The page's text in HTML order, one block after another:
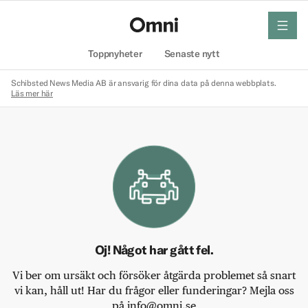
Toppnyheter Senaste nytt
meny
Schibsted News Media AB är ansvarig för dina data på denna webbplats.
Läs mer här
Oj! Något har gått fel.
Vi ber om ursäkt och försöker åtgärda problemet så snart
vi kan, håll ut! Har du frågor eller funderingar? Mejla oss